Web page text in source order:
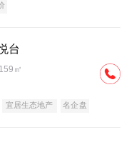
台
㎡
宜居生态地产
名企盘